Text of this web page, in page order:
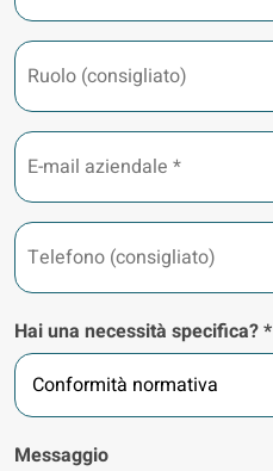
Ruolo
(consigliato)
E-
mail
aziendale
*
Telefono
(consigliato)
Hai una necessità specifica? *
Messaggio